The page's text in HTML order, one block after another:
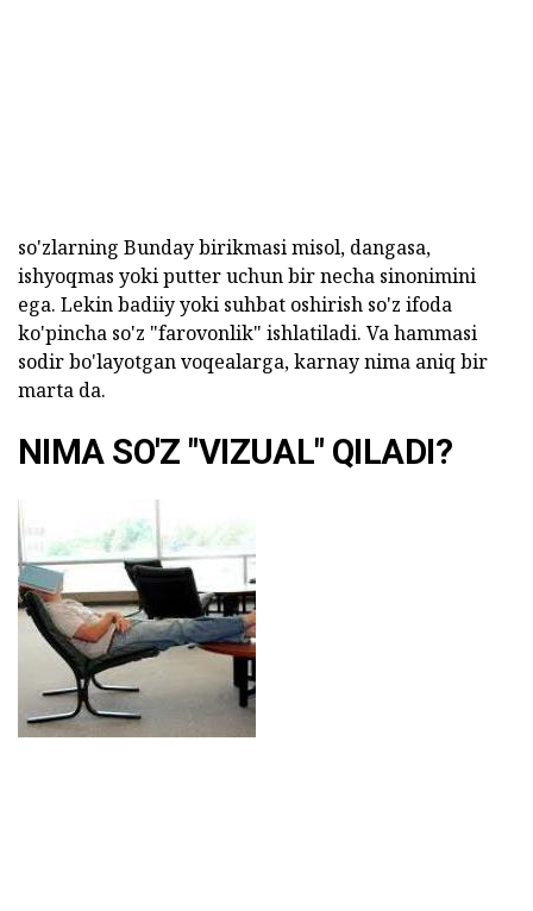
so'zlarning Bunday birikmasi misol, dangasa,
ishyoqmas yoki putter uchun bir necha sinonimini
ega. Lekin badiiy yoki suhbat oshirish so'z ifoda
ko'pincha so'z "farovonlik" ishlatiladi. Va hammasi
sodir bo'layotgan voqealarga, karnay nima aniq bir
marta da.
NIMA SO'Z "VIZUAL" QILADI?